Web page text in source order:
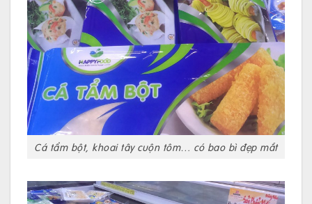
Cá tẩm bột, khoai tây cuộn tôm… có bao bì đẹp mắt